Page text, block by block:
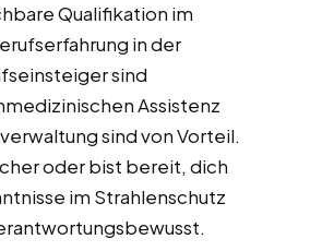
Qualifikation im
in der
sind
Assistenz
sind von Vorteil.
oder bist bereit, dich
im Strahlenschutz